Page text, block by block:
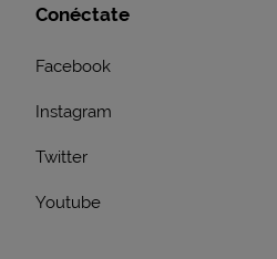
Conéctate
Facebook
Instagram
Twitter
Youtube